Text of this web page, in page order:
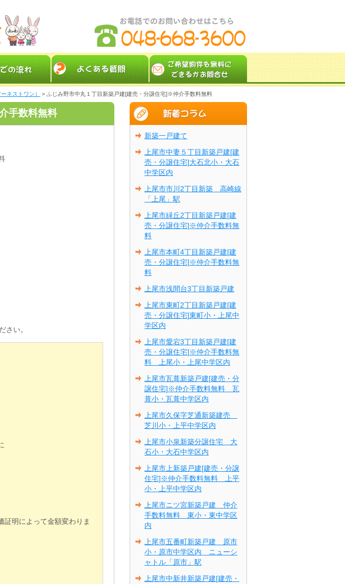
ネストワン） > ふじみ野市中丸１丁目新築戸建[建売・分譲住宅]※仲介手数料無料
手数料無料
さい。
証明によって金額変わりま
新築一戸建て
上尾市中妻５丁目新築戸建[建
売・分譲住宅]大石北小・大石
中学区内
上尾市市川2丁目新築 高崎線
「上尾」駅
上尾市緑丘2丁目新築戸建[建
売・分譲住宅]※仲介手数料無
料
上尾市本町4丁目新築戸建[建
売・分譲住宅]※仲介手数料無
料
上尾市浅間台3丁目新築戸建
上尾市東町2丁目新築戸建[建
売・分譲住宅]東町小・上尾中
学区内
上尾市愛宕3丁目新築戸建[建
売・分譲住宅]※仲介手数料無
料 上尾小・上尾中学区内
上尾市瓦葺新築戸建[建売・分
譲住宅]※仲介手数料無料 瓦
葺小・瓦葺中学区内
上尾市久保字芝通新築建売
芝川小・上平中学区内
上尾市小泉新築分譲住宅 大
石小・大石中学区内
上尾市上新築戸建[建売・分譲
住宅]※仲介手数料無料 上平
小・上平中学区内
上尾市ニツ宮新築戸建 仲介
手数料無料 東小・東中学区
内
上尾市五番町新築戸建 原市
小・原市中学区内 ニューシ
ャトル「原市」駅
上尾市中新井新築戸建[建売・